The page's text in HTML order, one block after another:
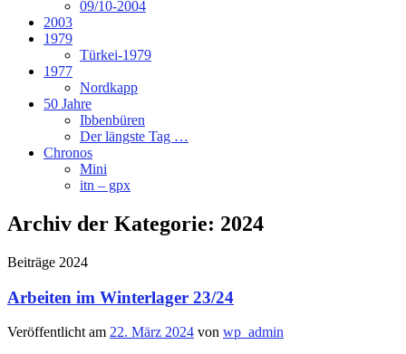
09/10-2004
2003
1979
Türkei-1979
1977
Nordkapp
50 Jahre
Ibbenbüren
Der längste Tag …
Chronos
Mini
itn – gpx
Archiv der Kategorie: 2024
Beiträge 2024
Arbeiten im Winterlager 23/24
Veröffentlicht am 22. März 2024 von wp_admin